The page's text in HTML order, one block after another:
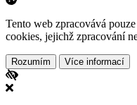
Tento web zpracovává
cookies, jejichž zpracování
Rozumím Více informací